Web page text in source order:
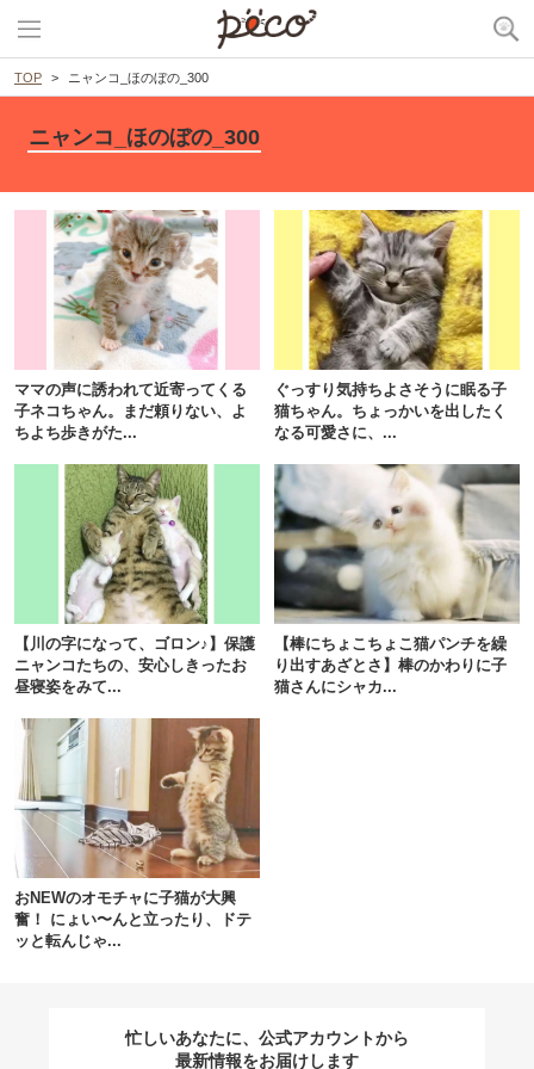
TOP ニャンコ_ほのぼの_300
ニャンコ_ほのぼの_300
ママの声に誘われて近寄ってくる
子ネコちゃん。まだ頼りない、よ
ちよち歩きがた...
ぐっすり気持ちよさそうに眠る子
猫ちゃん。ちょっかいを出したく
なる可愛さに、...
【川の字になって、ゴロン♪】保護
ニャンコたちの、安心しきったお
昼寝姿をみて...
【棒にちょこちょこ猫パンチを繰
り出すあざとさ】棒のかわりに子
猫さんにシャカ...
おNEWのオモチャに子猫が大興
奮！ にょい〜んと立ったり、ドテ
ッと転んじゃ...
忙しいあなたに、公式アカウントから
最新情報をお届けします
閉じる
pecodogs
いぬ部をフォロー
アプリで開く
アプリをダウンロードする